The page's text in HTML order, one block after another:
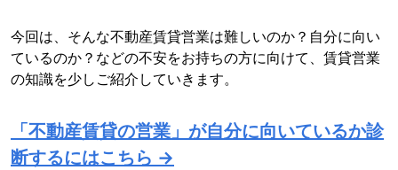
今回は、そんな不動産賃貸営業は難しいのか？自分に向い
ているのか？などの不安をお持ちの方に向けて、賃貸営業
の知識を少しご紹介していきます。
「不動産賃貸の営業」が自分に向いているか診
断するにはこちら →